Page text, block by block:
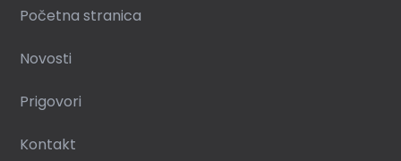
Početna stranica
Novosti
Prigovori
Kontakt